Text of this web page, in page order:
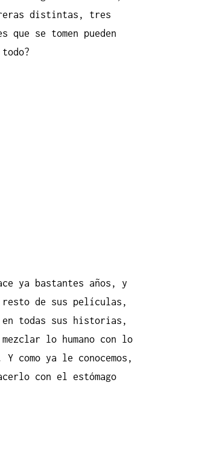
distintas, tres
se tomen pueden
ya bastantes años, y
de sus películas,
todas sus historias,
lo humano con lo
ya le conocemos,
con el estómago